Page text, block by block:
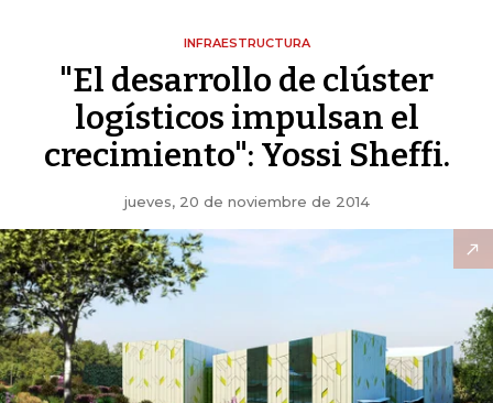
INFRAESTRUCTURA
"El desarrollo de clúster
logísticos impulsan el
crecimiento": Yossi Sheffi.
jueves, 20 de noviembre de 2014